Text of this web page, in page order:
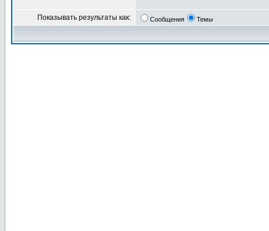
Показывать результаты как: Сообщения Темы